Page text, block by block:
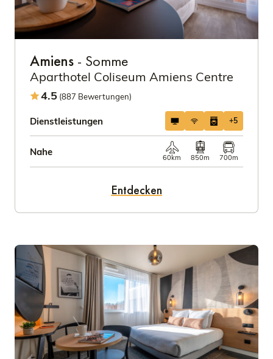
Amiens - Somme
Aparthotel Coliseum Amiens Centre
4.5 (887 Bewertungen)
Dienstleistungen +5
Nahe
60km 850m 700m
Entdecken